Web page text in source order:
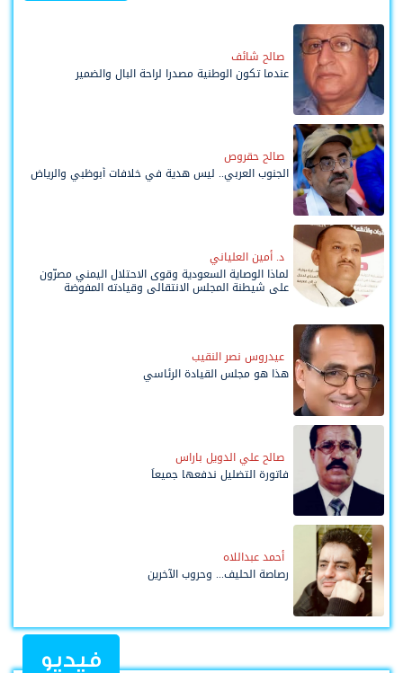
صالح شائف
عندما تكون الوطنية مصدرا لراحة البال والضمير
صالح حقروص
الجنوب العربي.. ليس هدية في خلافات أبوظبي والرياض
د. أمين العلياني
لماذا الوصاية السعودية وقوى الاحتلال اليمني مصرّون
على شيطنة المجلس الانتقالي وقيادته المفوضة
وحواضنه الشعبية؟
عيدروس نصر النقيب
هذا هو مجلس القيادة الرئاسي
صالح علي الدويل باراس
فاتورة التضليل ندفعها جميعاً
أحمد عبداللاه
رصاصة الحليف... وحروب الآخرين
فيديو